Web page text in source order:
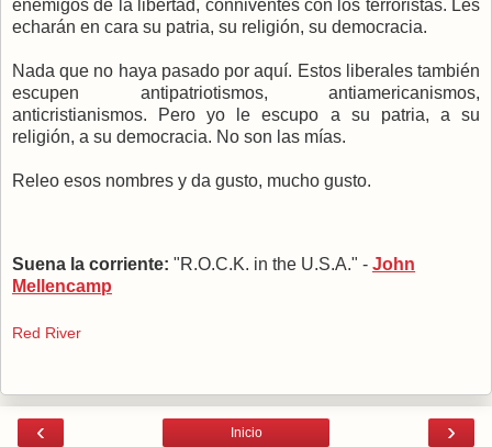
enemigos de la libertad, conniventes con los terroristas. Les
echarán en cara su patria, su religión, su democracia.
Nada que no haya pasado por aquí. Estos liberales también
escupen antipatriotismos, antiamericanismos,
anticristianismos. Pero yo le escupo a su patria, a su
religión, a su democracia. No son las mías.
Releo esos nombres y da gusto, mucho gusto.
Suena la corriente: "R.O.C.K. in the U.S.A." - John
Mellencamp
Red River
‹ ›
Inicio